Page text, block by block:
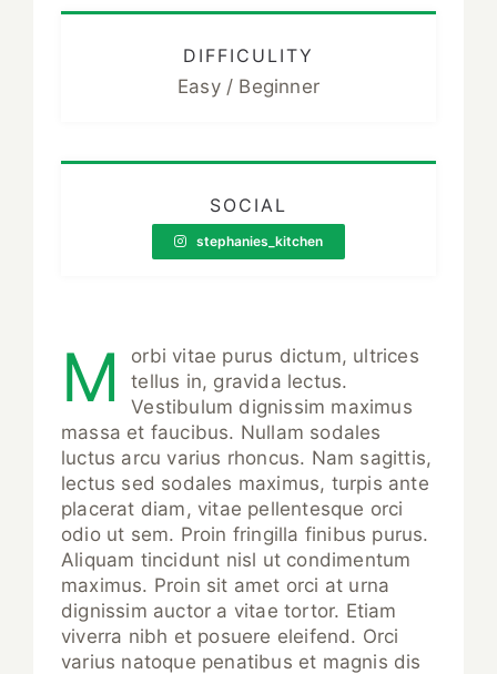
DIFFICULITY
Easy / Beginner
SOCIAL
stephanies_kitchen
M
orbi vitae purus dictum, ultrices
tellus in, gravida lectus.
Vestibulum dignissim maximus
massa et faucibus. Nullam sodales
luctus arcu varius rhoncus. Nam sagittis,
lectus sed sodales maximus, turpis ante
placerat diam, vitae pellentesque orci
odio ut sem. Proin fringilla finibus purus.
Aliquam tincidunt nisl ut condimentum
maximus. Proin sit amet orci at urna
dignissim auctor a vitae tortor. Etiam
viverra nibh et posuere eleifend. Orci
varius natoque penatibus et magnis dis